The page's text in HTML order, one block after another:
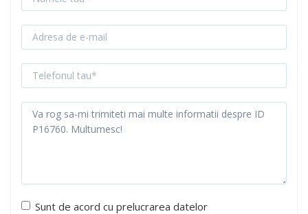
Sunt de acord cu prelucrarea datelor